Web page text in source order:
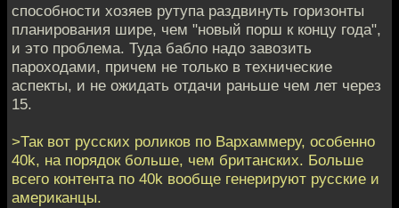
способности хозяев рутупа раздвинуть горизонты
планирования шире, чем "новый порш к концу года",
и это проблема. Туда бабло надо завозить
пароходами, причем не только в технические
аспекты, и не ожидать отдачи раньше чем лет через
15.
>Так вот русских роликов по Вархаммеру, особенно
40k, на порядок больше, чем британских. Больше
всего контента по 40k вообще генерируют русские и
американцы.